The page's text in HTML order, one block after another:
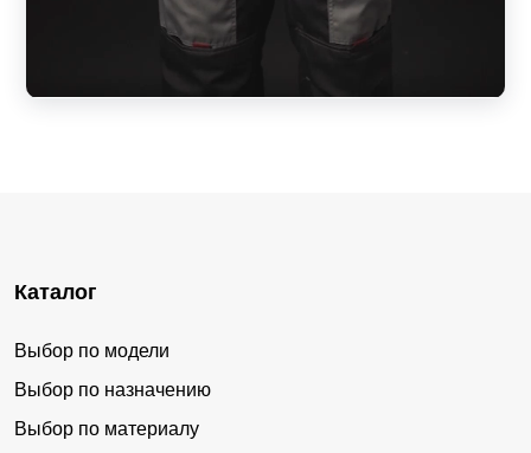
Каталог
Выбор по модели
Выбор по назначению
Выбор по материалу